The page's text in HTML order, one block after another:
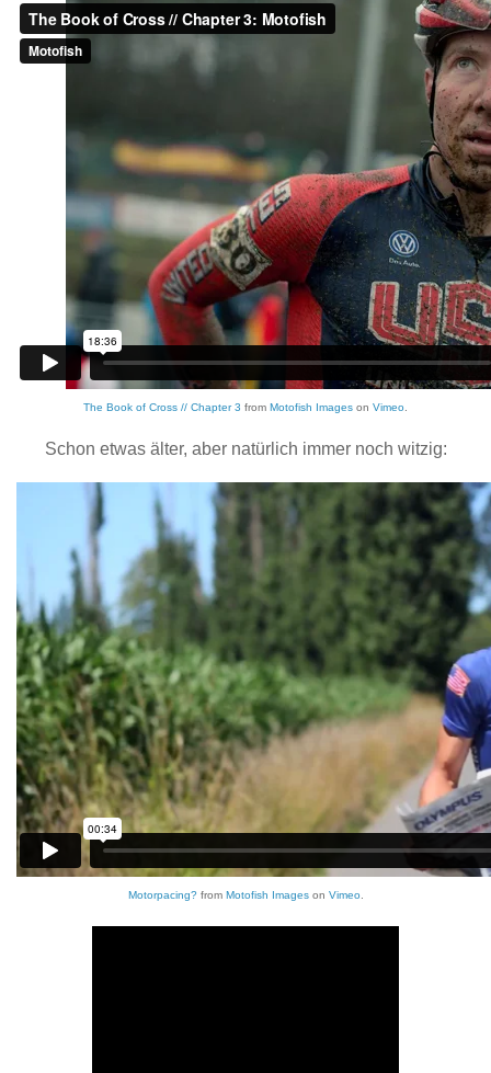
The Book of Cross // Chapter 3 from Motofish Images on Vimeo
Schon etwas älter, aber natürlich immer noch witzig:
Motorpacing?from Motofish Imageson Vimeo.